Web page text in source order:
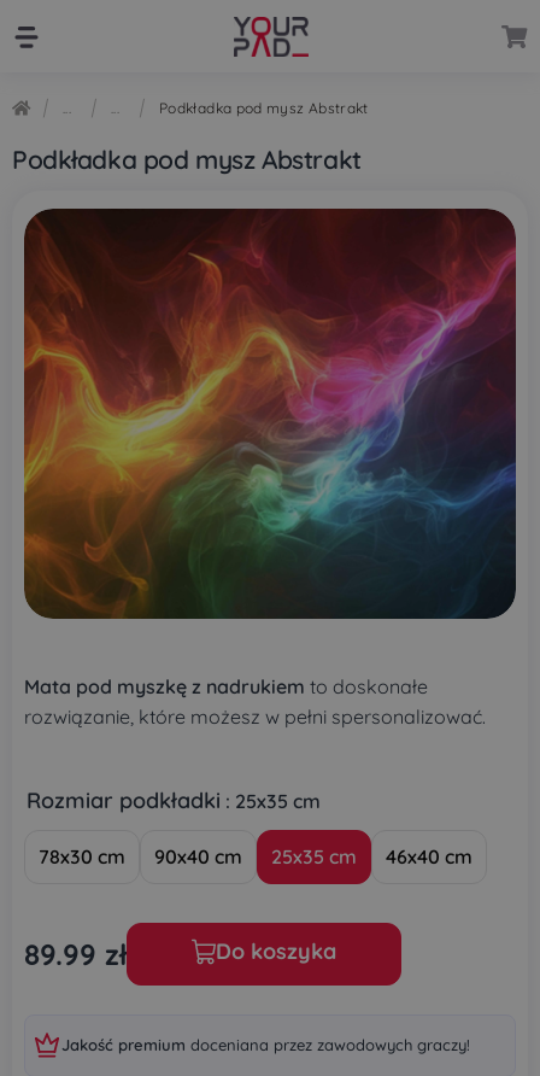
Przejdź
nawigacji
Przejdź
treści
Podkładka pod mysz Abstrakt
Podkładka pod mysz Abstrakt
Mata pod myszkę z nadrukiem to doskonałe
rozwiązanie, które możesz w pełni spersonalizować.
Rozmiar podkładki : 25x35 cm
78x30 cm 90x40 cm 25x35 cm 46x40 cm
89.99 zł Do koszyka
Jakość premium doceniana przez zawodowych graczy!